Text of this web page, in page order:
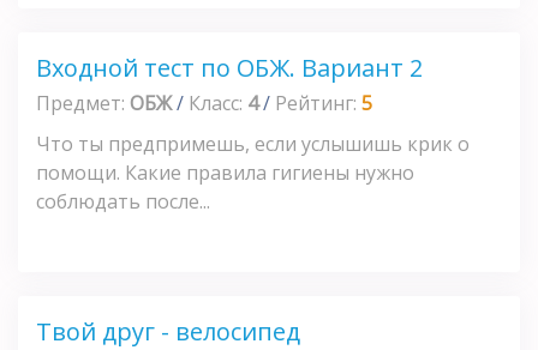
Входной тест по ОБЖ. Вариант 2
Предмет: ОБЖ/ Класс: 4/ Рейтинг: 5
Что ты предпримешь, если услышишь крик о
помощи. Какие правила гигиены нужно
соблюдать после...
Твой друг - велосипед